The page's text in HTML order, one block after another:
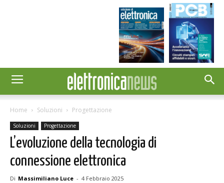
Home Soluzioni Progettazione
Soluzioni Progettazione
L’evoluzione della tecnologia di
connessione elettronica
Di Massimiliano Luce - 4 Febbraio 2025